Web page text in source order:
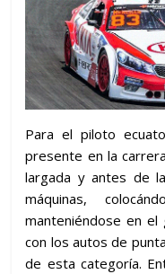
Para el piloto
presente en la
largada y antes de
máquinas,
manteniéndose en el
con los autos de
de esta categoría.